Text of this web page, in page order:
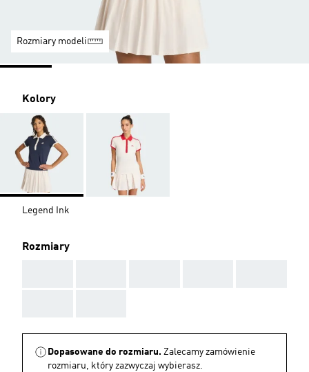
Rozmiary modeli
Kolory
Legend Ink
Rozmiary
Dopasowane do rozmiaru. Zalecamy zamówienie
rozmiaru, który zazwyczaj wybierasz.